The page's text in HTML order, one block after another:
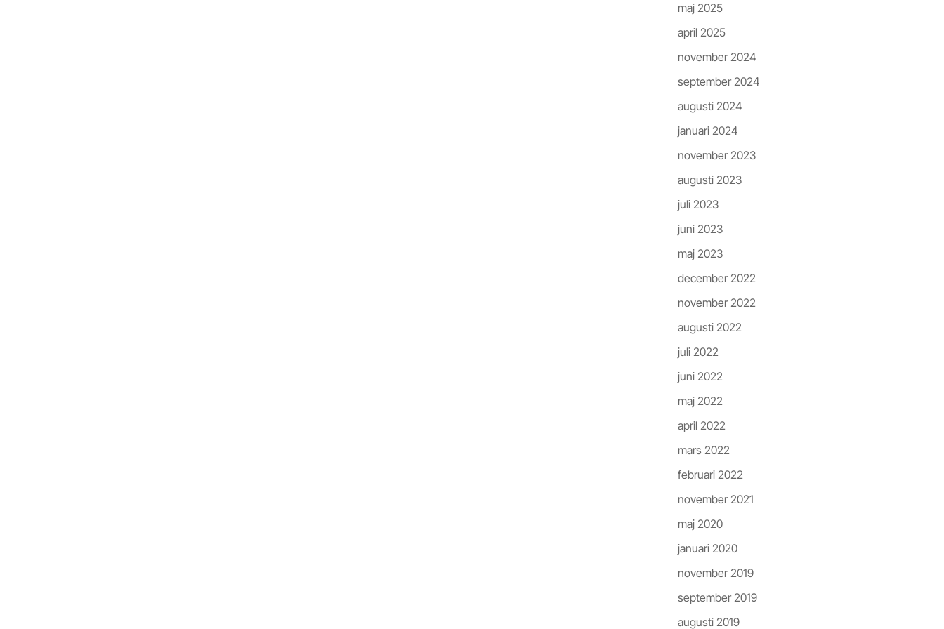
maj 2025
april 2025
november 2024
september 2024
augusti 2024
januari 2024
november 2023
augusti 2023
juli 2023
juni 2023
maj 2023
december 2022
november 2022
augusti 2022
juli 2022
juni 2022
maj 2022
april 2022
mars 2022
februari 2022
november 2021
maj 2020
januari 2020
november 2019
september 2019
augusti 2019